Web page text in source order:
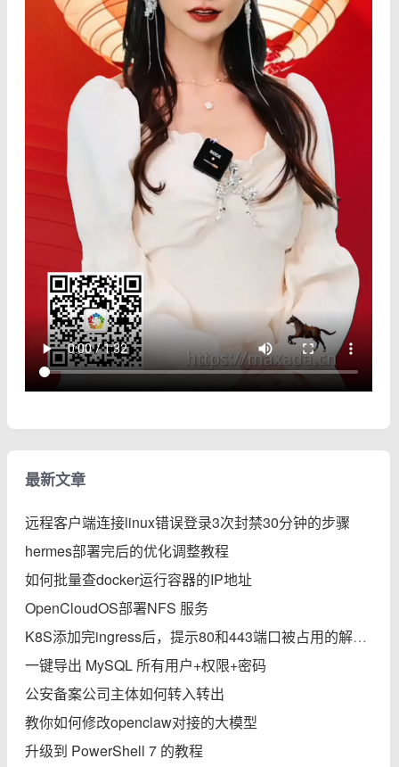
最新文章
远程客户端连接linux错误登录3次封禁30分钟的步骤
hermes部署完后的优化调整教程
如何批量查docker运行容器的IP地址
OpenCloudOS部署NFS 服务
K8S添加完ingress后，提示80和443端口被占用的解决办法
一键导出 MySQL 所有用户+权限+密码
公安备案公司主体如何转入转出
教你如何修改openclaw对接的大模型
升级到 PowerShell 7 的教程